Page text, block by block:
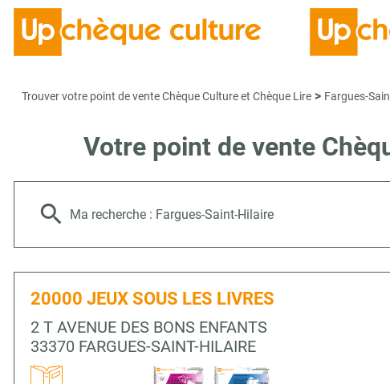
Trouver votre point de vente Chèque Culture et Chèque Lire > Fargues-
Votre point de vente
Ma recherche : Fargues-Saint-Hilaire
20000 JEUX SOUS LES LIVRES
2 T AVENUE DES BONS ENFANTS
33370 FARGUES-SAINT-HILAIRE